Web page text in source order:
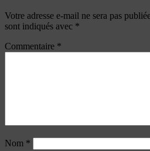
Votre adresse e-mail ne sera pas
sont indiqués avec *
Commentaire *
Nom *